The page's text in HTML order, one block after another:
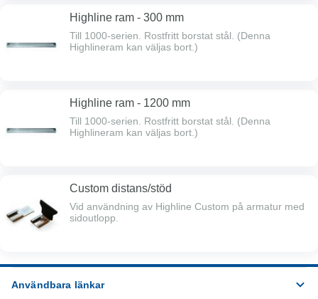
Highline ram - 300 mm
Till 1000-serien. Rostfritt borstat stål. (Denna
Highlineram kan väljas bort.)
Highline ram - 1200 mm
Till 1000-serien. Rostfritt borstat stål. (Denna
Highlineram kan väljas bort.)
Custom distans/stöd
Vid användning av Highline Custom på armatur med
sidoutlopp.
Användbara länkar